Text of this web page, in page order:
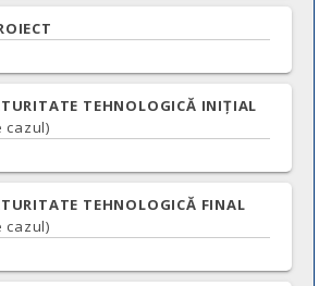
TEHNOLOGICĂ INIȚIAL
cazul)
TEHNOLOGICĂ FINAL
cazul)